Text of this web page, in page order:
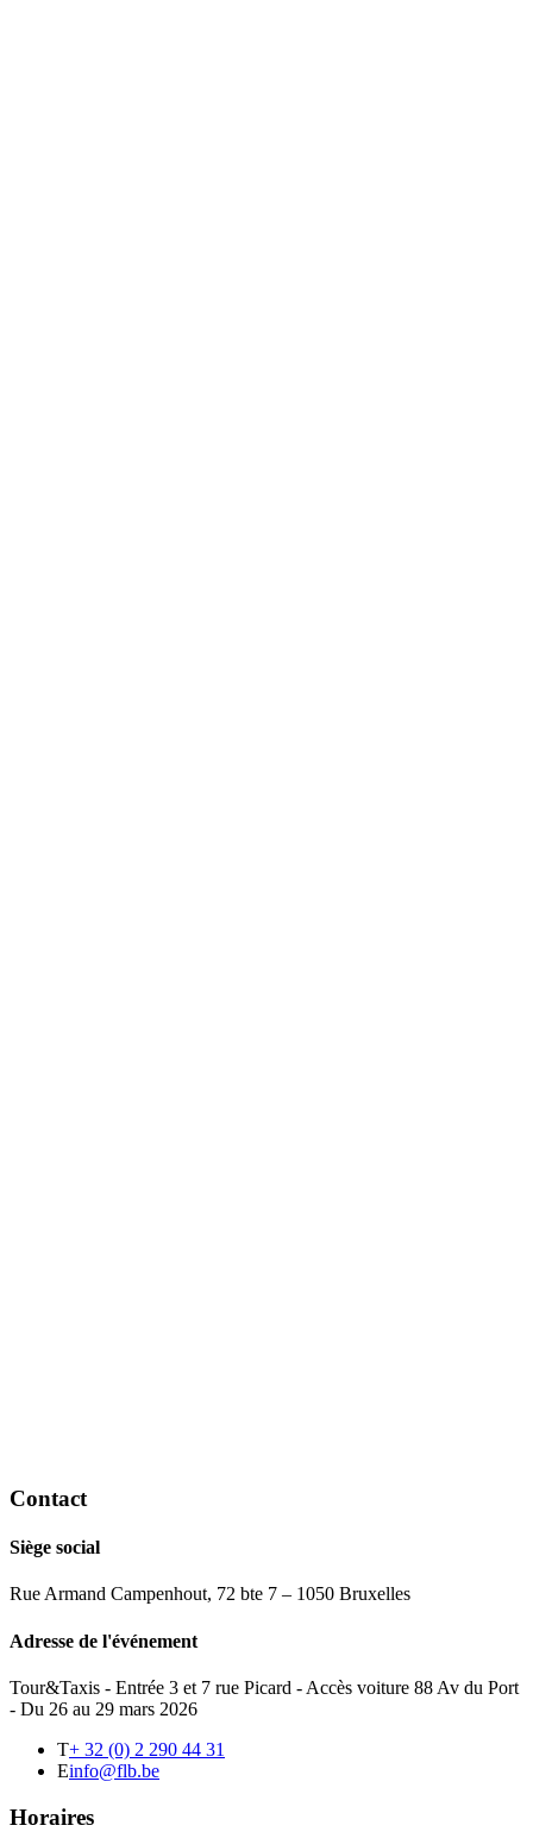
Contact
Siège social
Rue Armand Campenhout, 72 bte 7 – 1050 Bruxelles
Adresse de l'événement
Tour&Taxis - Entrée 3 et 7 rue Picard - Accès voiture 88 Av du Port
- Du 26 au 29 mars 2026
T+ 32 (0) 2 290 44 31
Einfo@flb.be
Horaires